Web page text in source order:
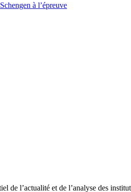
à l’épreuve
de l’actualité et de l’analyse des